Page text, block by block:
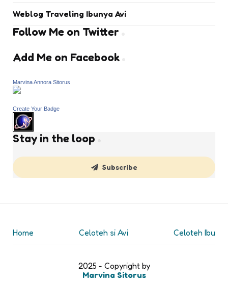
Weblog Traveling Ibunya Avi
Follow Me on Twitter
Add Me on Facebook
Marvina Annora Sitorus
Create Your Badge
Stay in the loop
Subscribe
Home Celoteh si Avi Celoteh Ibu
2025 - Copyright by
Marvina Sitorus